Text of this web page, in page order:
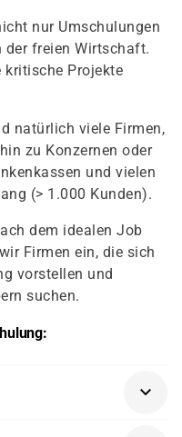
nur Umschulungen
der freien Wirtschaft.
kritische Projekte
natürlich viele Firmen,
zu Konzernen oder
und vielen
(> 1.000 Kunden).
dem idealen Job
Firmen ein, die sich
vorstellen und
suchen.